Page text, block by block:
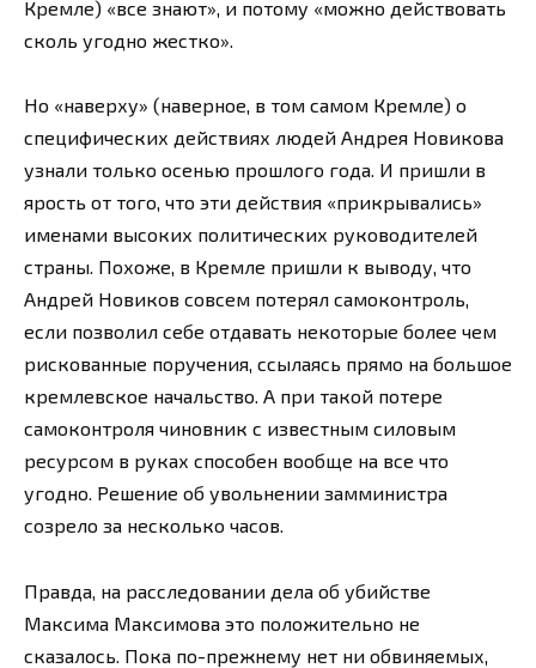
Кремле) «все знают», и потому «можно действовать
сколь угодно жестко».
Но «наверху» (наверное, в том самом Кремле) о
специфических действиях людей Андрея Новикова
узнали только осенью прошлого года. И пришли в
ярость от того, что эти действия «прикрывались»
именами высоких политических руководителей
страны. Похоже, в Кремле пришли к выводу, что
Андрей Новиков совсем потерял самоконтроль,
если позволил себе отдавать некоторые более чем
рискованные поручения, ссылаясь прямо на большое
кремлевское начальство. А при такой потере
самоконтроля чиновник с известным силовым
ресурсом в руках способен вообще на все что
угодно. Решение об увольнении замминистра
созрело за несколько часов.
Правда, на расследовании дела об убийстве
Максима Максимова это положительно не
сказалось. Пока по-прежнему нет ни обвиняемых,